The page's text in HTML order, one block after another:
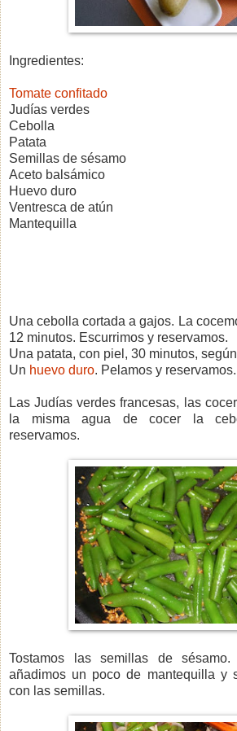
Ingredientes:
Tomate confitado
Judías verdes
Cebolla
Patata
Semillas de sésamo
Aceto balsámico
Huevo duro
Ventresca de atún
Mantequilla
Una cebolla cortada a gajos. La
12 minutos. Escurrimos y reservamos.
Una patata, con piel, 30 minutos,
Un huevo duro. Pelamos y reservamos.
Las Judías verdes francesas, las
la misma agua de cocer la
reservamos.
Tostamos las semillas de
añadimos un poco de mantequilla y
con las semillas.